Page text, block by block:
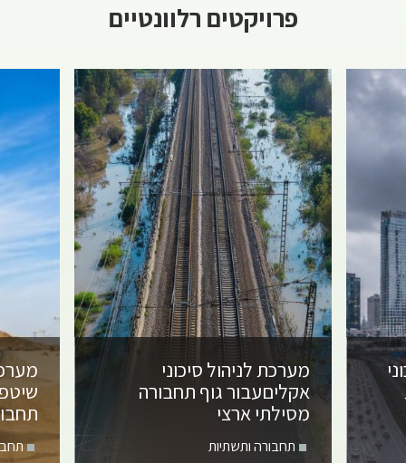
פרויקטים רלוונטיים
מערכת לניהול סיכוני
אקליםעבור גוף תחבורה
מסילתי ארצי
תחבורה ותשתיות